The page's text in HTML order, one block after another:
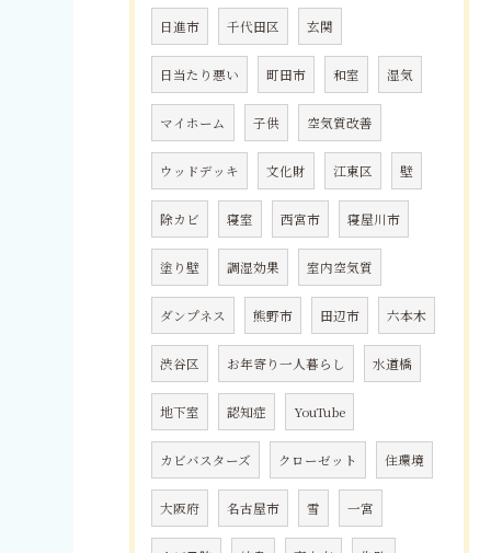
日進市 千代田区 玄関
日当たり悪い 町田市 和室 湿気
マイホーム 子供 空気質改善
ウッドデッキ 文化財 江東区 壁
除カビ 寝室 西宮市 寝屋川市
塗り壁 調湿効果 室内空気質
ダンプネス 熊野市 田辺市 六本木
渋谷区 お年寄り一人暮らし 水道橋
地下室 認知症 YouTube
カビバスターズ クローゼット 住環境
大阪府 名古屋市 雪 一宮